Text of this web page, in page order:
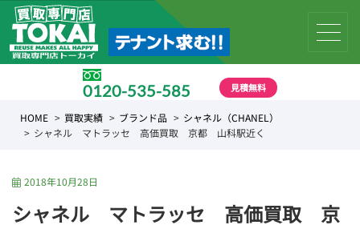
0120-535-585 見積無料
HOME 買取実績 ブランド品
シャネル（CHANEL）
シャネル マトラッセ 高価買取 京都 山科駅近く
2018年10月28日
シャネル マトラッセ 高価買取 京